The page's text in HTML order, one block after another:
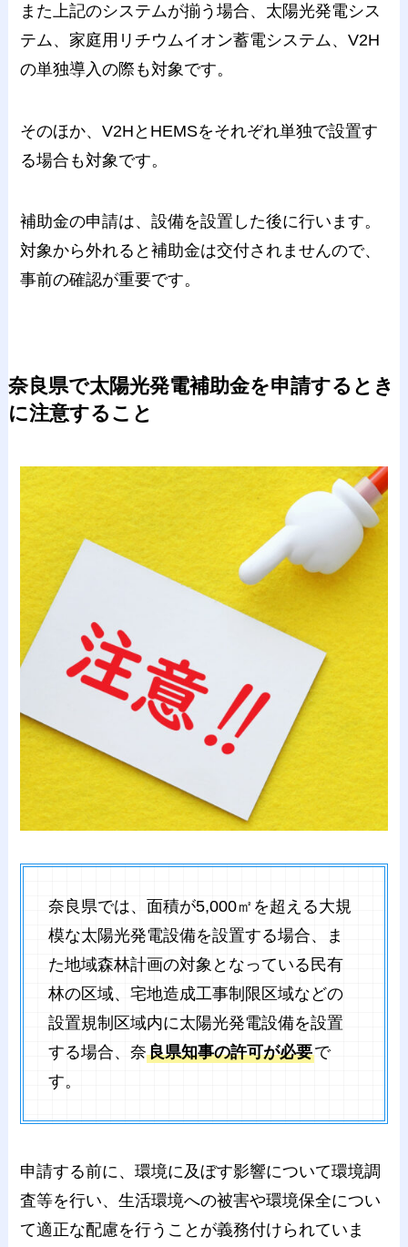
また上記のシステムが揃う場合、太陽光発電シス
テム、家庭用リチウムイオン蓄電システム、V2H
の単独導入の際も対象です。
そのほか、V2HとHEMSをそれぞれ単独で設置す
る場合も対象です。
補助金の申請は、設備を設置した後に行います。
対象から外れると補助金は交付されませんので、
事前の確認が重要です。
奈良県で太陽光発電補助金を申請するとき
に注意すること
奈良県では、面積が5,000㎡を超える大規
模な太陽光発電設備を設置する場合、ま
た地域森林計画の対象となっている民有
林の区域、宅地造成工事制限区域などの
設置規制区域内に太陽光発電設備を設置
する場合、奈良県知事の許可が必要で
す。
申請する前に、環境に及ぼす影響について環境調
査等を行い、生活環境への被害や環境保全につい
て適正な配慮を行うことが義務付けられていま